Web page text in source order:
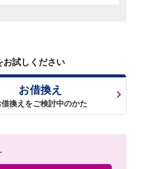
お試しください
お借換え
借換えをご検討中のかた